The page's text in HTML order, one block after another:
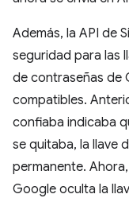
Además, la API de
seguridad para las
de contraseñas de
compatibles.
confiaba indicaba
se quitaba, la llave
permanente.
Google oculta la